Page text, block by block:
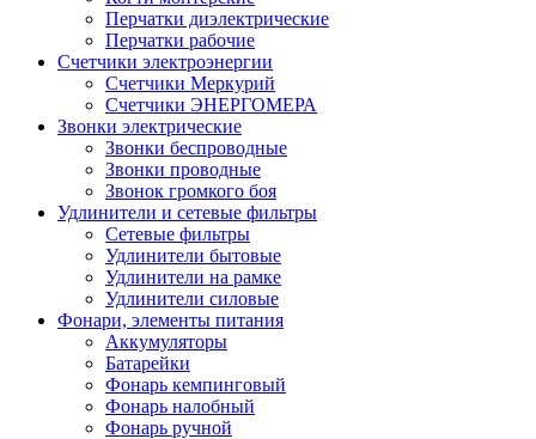
Перчатки диэлектрические
Перчатки рабочие
Счетчики электроэнергии
Счетчики Меркурий
Счетчики ЭНЕРГОМЕРА
Звонки электрические
Звонки беспроводные
Звонки проводные
Звонок громкого боя
Удлинители и сетевые фильтры
Сетевые фильтры
Удлинители бытовые
Удлинители на рамке
Удлинители силовые
Фонари, элементы питания
Аккумуляторы
Батарейки
Фонарь кемпинговый
Фонарь налобный
Фонарь ручной